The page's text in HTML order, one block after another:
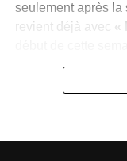
seulement après la
revient déjà avec «
Cette succession